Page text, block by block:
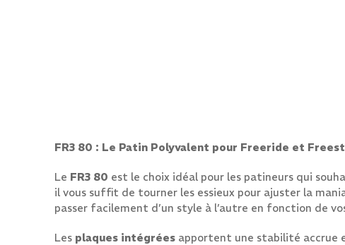
FR3 80 : Le Patin Polyvalent pour Freeride et
Le FR3 80 est le choix idéal pour les patineurs qui
il vous suffit de tourner les essieux pour ajuster la
passer facilement d’un style à l’autre en fonction de
Les plaques intégrées apportent une stabilité accrue